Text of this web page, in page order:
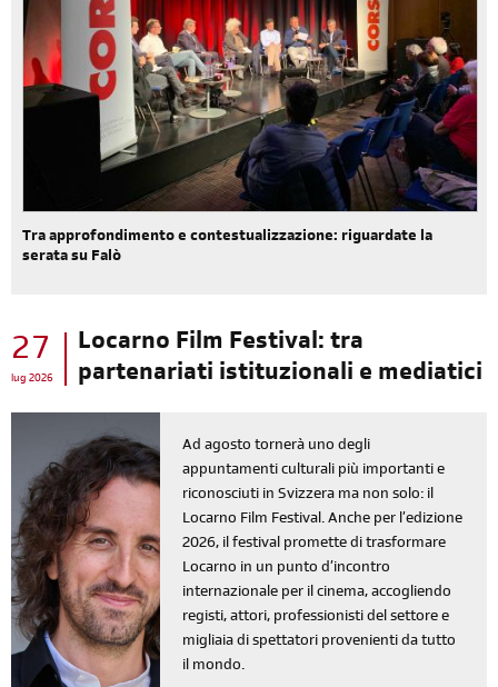
Tra approfondimento e contestualizzazione: riguardate la
serata su Falò
27
lug 2026
Locarno Film Festival: tra
partenariati istituzionali e mediatici
Ad agosto tornerà uno degli
appuntamenti culturali più importanti e
riconosciuti in Svizzera ma non solo: il
Locarno Film Festival. Anche per l’edizione
2026, il festival promette di trasformare
Locarno in un punto d’incontro
internazionale per il cinema, accogliendo
registi, attori, professionisti del settore e
migliaia di spettatori provenienti da tutto
il mondo.